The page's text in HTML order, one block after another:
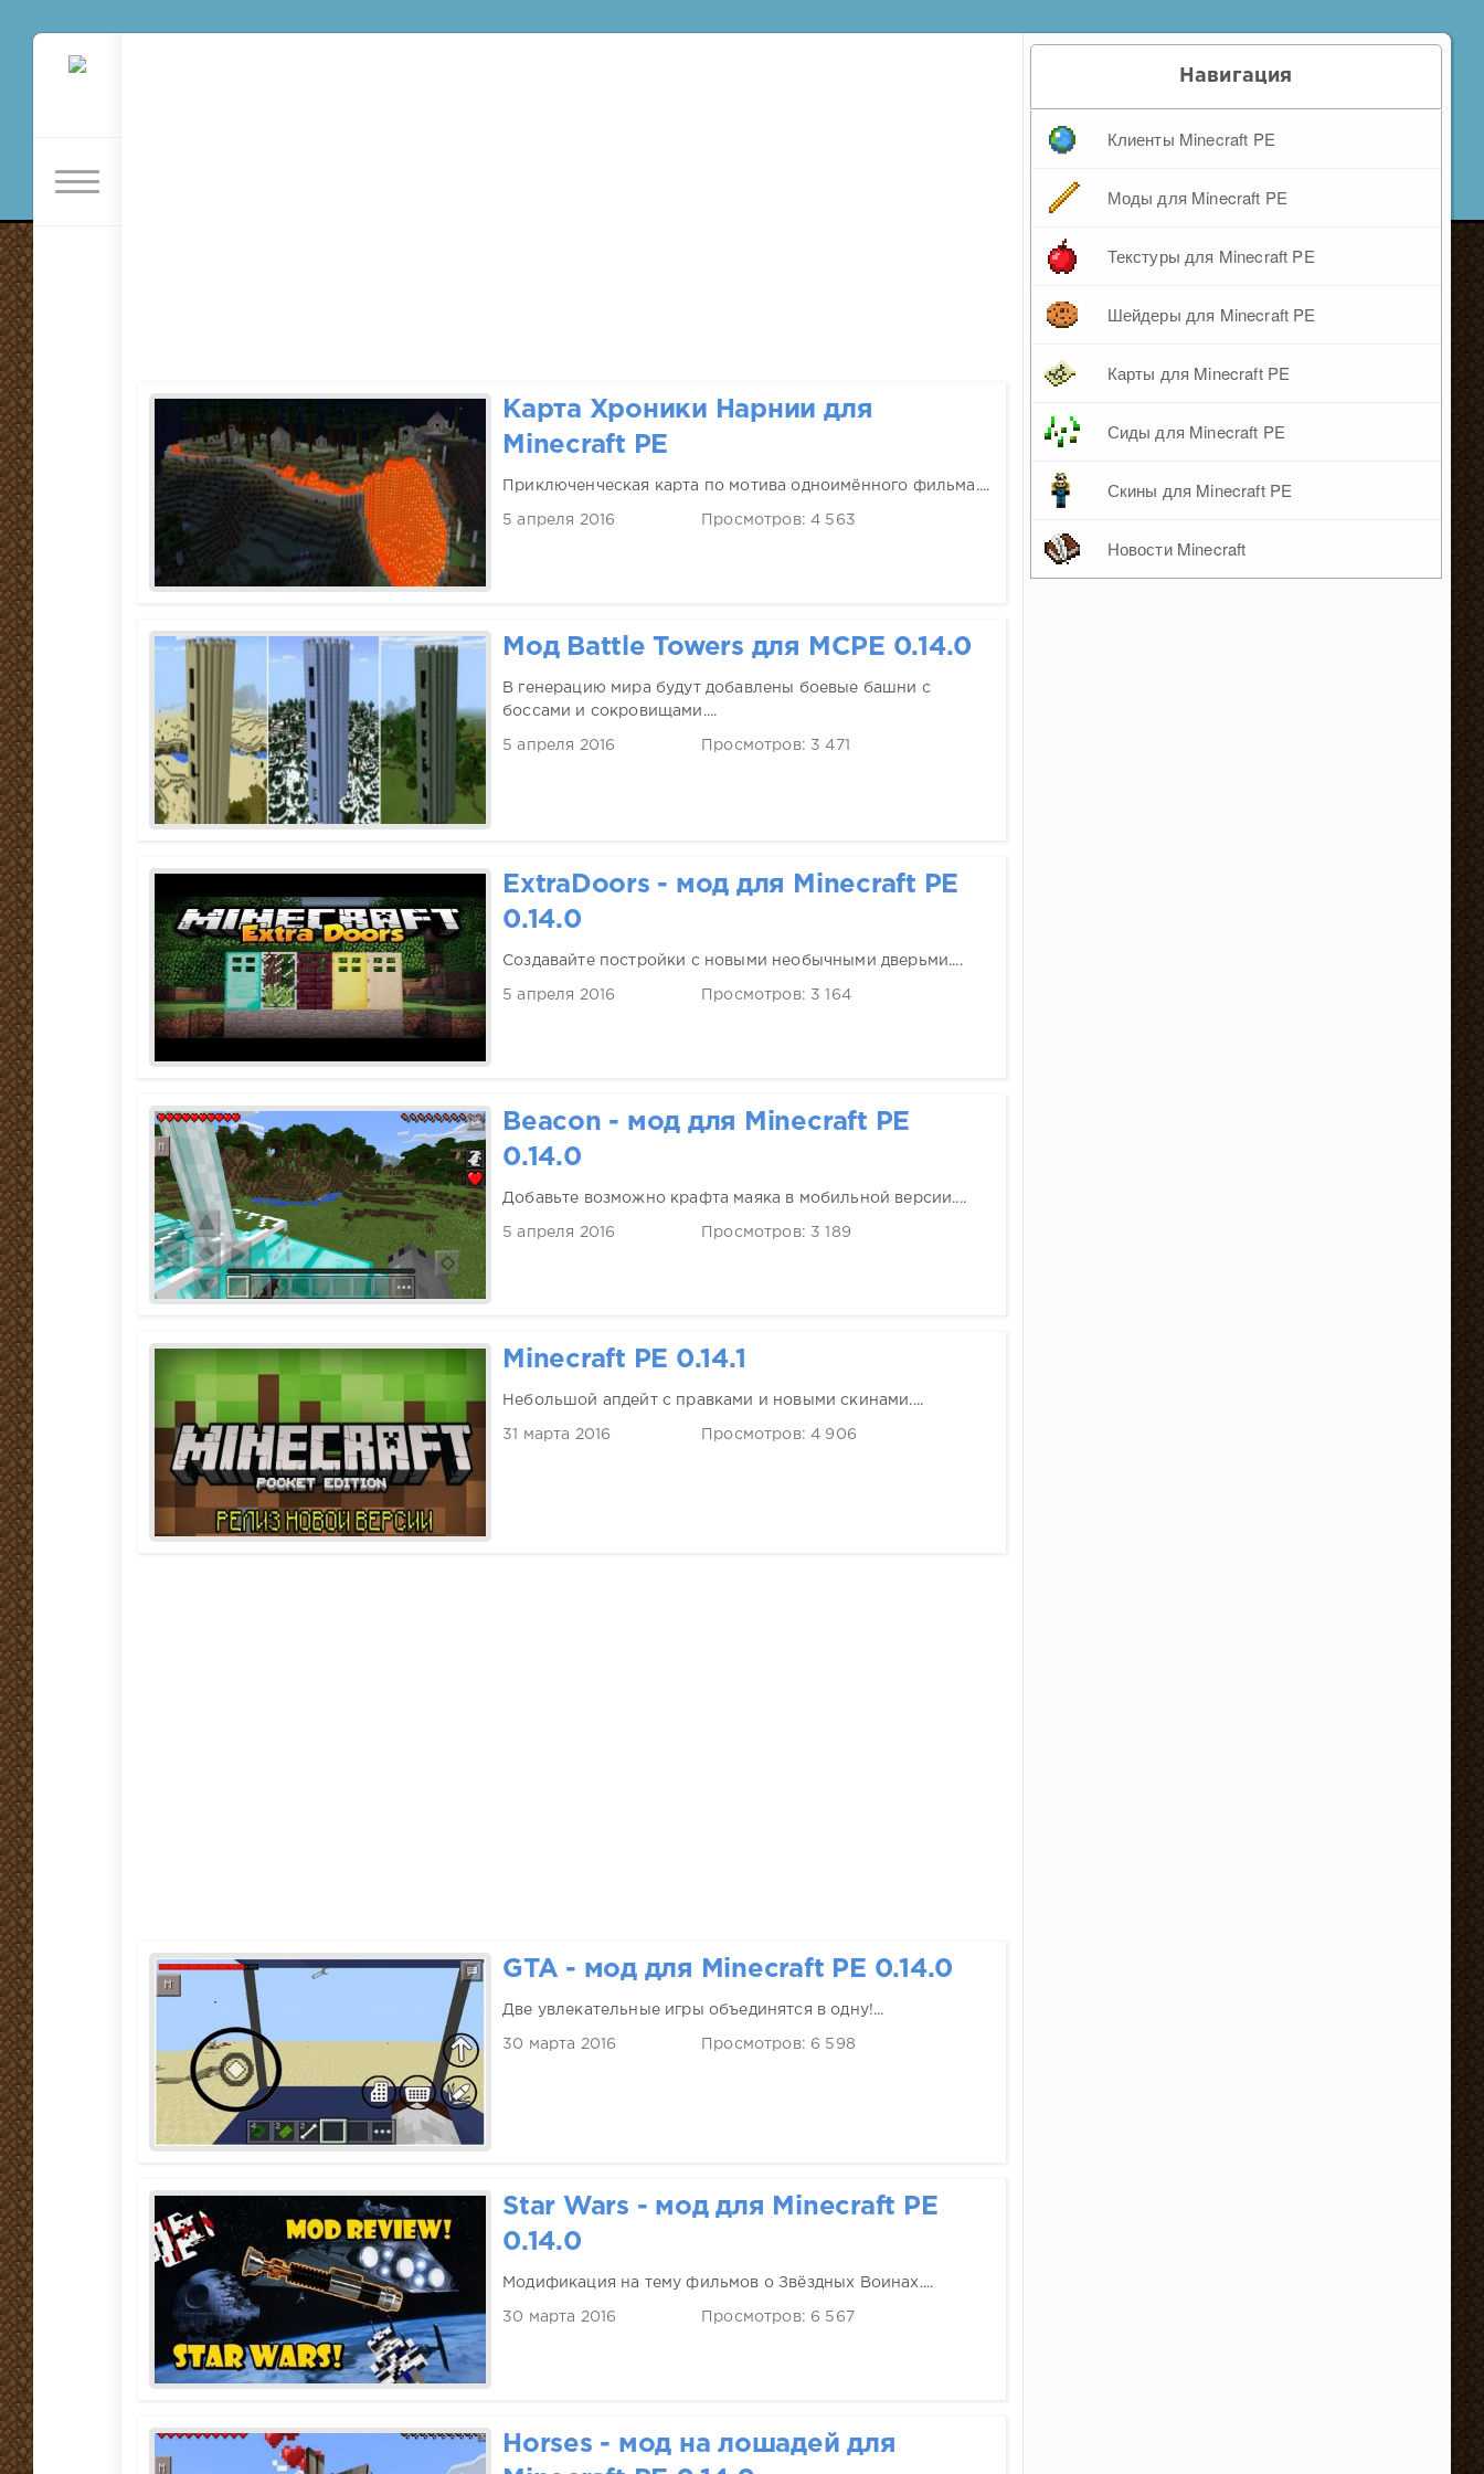
Карта Хроники Нарнии для
Minecraft PE
Приключенческая карта по мотива одноимённого фильма....
5 апреля 2016 Просмотров: 4 563
Мод Battle Towers для MCPE 0.14.0
В генерацию мира будут добавлены боевые башни с
боссами и сокровищами....
5 апреля 2016 Просмотров: 3 471
ExtraDoors - мод для Minecraft PE
0.14.0
Создавайте постройки с новыми необычными дверьми....
5 апреля 2016 Просмотров: 3 164
Beacon - мод для Minecraft PE
0.14.0
Добавьте возможно крафта маяка в мобильной версии....
5 апреля 2016 Просмотров: 3 189
Minecraft PE 0.14.1
Небольшой апдейт с правками и новыми скинами....
31 марта 2016 Просмотров: 4 906
GTA - мод для Minecraft PE 0.14.0
Две увлекательные игры объединятся в одну!...
30 марта 2016 Просмотров: 6 598
Star Wars - мод для Minecraft PE
0.14.0
Модификация на тему фильмов о Звёздных Воинах....
30 марта 2016 Просмотров: 6 567
Horses - мод на лошадей для
Навигация
Клиенты Minecraft PE
Моды для Minecraft PE
Текстуры для Minecraft PE
Шейдеры для Minecraft PE
Карты для Minecraft PE
Сиды для Minecraft PE
Скины для Minecraft PE
Новости Minecraft